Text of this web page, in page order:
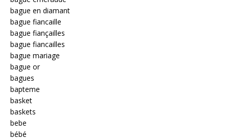
bague en diamant
bague fiancaille
bague fiançailles
bague fiancailles
bague mariage
bague or
bagues
bapteme
basket
baskets
bebe
bébé